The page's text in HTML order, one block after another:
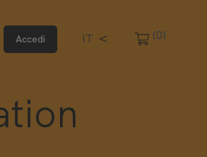
Accedi IT (0)